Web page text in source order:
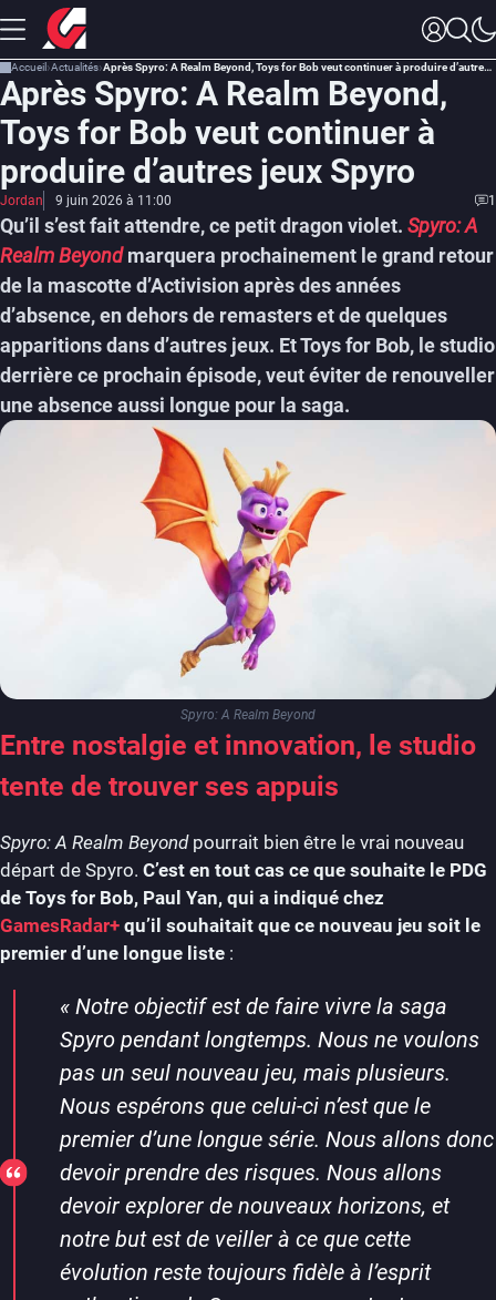
Accueil Actualités Après Spyro: A Realm Beyond, Toys for Bob veut continuer à produire d’autres jeux Spyro
Après Spyro: A Realm Beyond,
Toys for Bob veut continuer à
produire d’autres jeux Spyro
Jordan 9 juin 2026 à 11:00 1
Qu’il s’est fait attendre, ce petit dragon violet. Spyro: A
Realm Beyondmarquera prochainement le grand retour
de la mascotte d’Activision après des années
d’absence, en dehors de remasters et de quelques
apparitions dans d’autres jeux. Et Toys for Bob, le studio
derrière ce prochain épisode, veut éviter de renouveller
une absence aussi longue pour la saga.
Spyro: A Realm Beyond
Entre nostalgie et innovation, le studio
tente de trouver ses appuis
Spyro: A Realm Beyondpourrait bien être le vrai nouveau
départ de Spyro. C’est en tout cas ce que souhaite le PDG
de Toys for Bob, Paul Yan, qui a indiqué chez
GamesRadar+ qu’il souhaitait que ce nouveau jeu soit le
premier d’une longue liste :
« Notre objectif est de faire vivre la saga
Spyro pendant longtemps. Nous ne voulons
pas un seul nouveau jeu, mais plusieurs.
Nous espérons que celui-ci n’est que le
premier d’une longue série. Nous allons donc
devoir prendre des risques. Nous allons
devoir explorer de nouveaux horizons, et
notre but est de veiller à ce que cette
évolution reste toujours fidèle à l’esprit